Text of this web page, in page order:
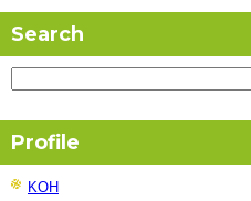
Search
Profile
KOH